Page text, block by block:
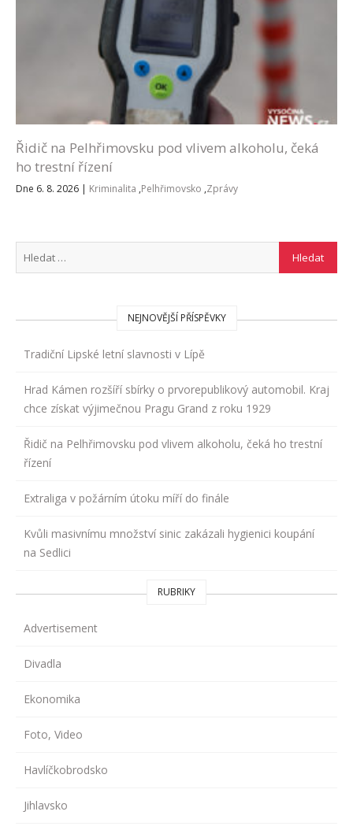
Řidič na Pelhřimovsku pod vlivem alkoholu, čeká
ho trestní řízení
Dne 6. 8. 2026 | Kriminalita ,Pelhřimovsko ,Zprávy
NEJNOVĚJŠÍ PŘÍSPĚVKY
Tradiční Lipské letní slavnosti v Lípě
Hrad Kámen rozšíří sbírky o prvorepublikový automobil. Kraj
chce získat výjimečnou Pragu Grand z roku 1929
Řidič na Pelhřimovsku pod vlivem alkoholu, čeká ho trestní
řízení
Extraliga v požárním útoku míří do finále
Kvůli masivnímu množství sinic zakázali hygienici koupání
na Sedlici
RUBRIKY
Advertisement
Divadla
Ekonomika
Foto, Video
Havlíčkobrodsko
Jihlavsko